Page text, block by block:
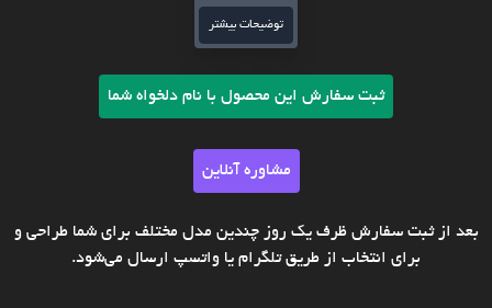
توضیحات بیشتر
ثبت سفارش این محصول با نام دلخواه شما
مشاوره آنلاین
بعد از ثبت سفارش ظرف یک روز چندین مدل مختلف برای شما طراحی و
برای انتخاب از طریق تلگرام یا واتسپ ارسال می‌شود.